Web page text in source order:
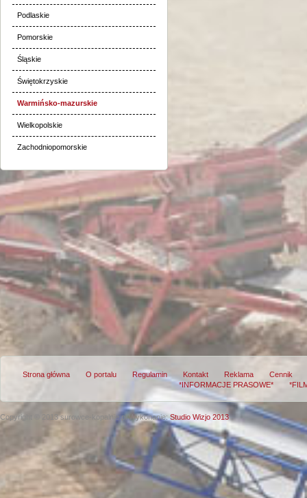
Podlaskie
Pomorskie
Śląskie
Świętokrzyskie
Warmińsko-mazurskie
Wielkopolskie
Zachodniopomorskie
Strona główna O portalu Regulamin Kontakt Reklama
Cennik
*INFORMACJE PRASOWE*
Copyright © 2013 surowce-kopalnie.plWykonanie:Studio Wizjo 2013